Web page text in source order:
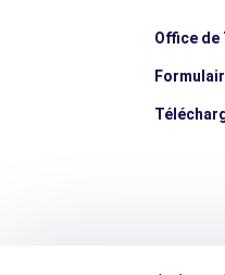
Office de